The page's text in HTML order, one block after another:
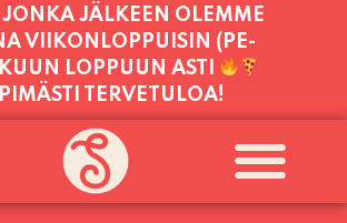
PÄIVITTÄIN (MA-SU
21) SUNNUNTAIHIN 16.8.
JONKA JÄLKEEN OLEMME
VIIKONLOPPUISIN (PE-
LOPPUUN ASTI
TERVETULOA!